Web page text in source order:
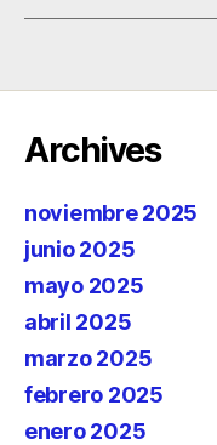
Archives
noviembre 2025
junio 2025
mayo 2025
abril 2025
marzo 2025
febrero 2025
enero 2025